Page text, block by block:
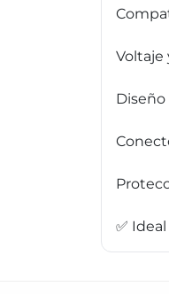
Voltaje
✅